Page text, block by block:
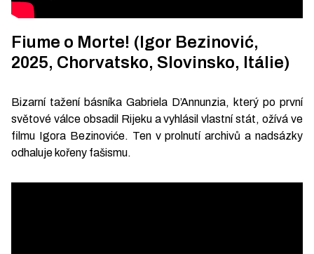
Fiume o Morte! (Igor Bezinović,
2025, Chorvatsko, Slovinsko, Itálie)
Bizarní tažení básníka Gabriela D’Annunzia, který po první
světové válce obsadil Rijeku a vyhlásil vlastní stát, ožívá ve
filmu Igora Bezinoviće. Ten v prolnutí archivů a nadsázky
odhaluje kořeny fašismu.